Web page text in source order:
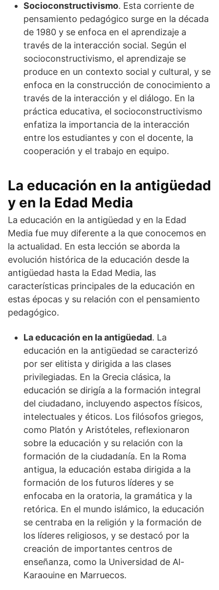
Socioconstructivismo. Esta corriente de
pensamiento pedagógico surge en la década
de 1980 y se enfoca en el aprendizaje a
través de la interacción social. Según el
socioconstructivismo, el aprendizaje se
produce en un contexto social y cultural, y se
enfoca en la construcción de conocimiento a
través de la interacción y el diálogo. En la
práctica educativa, el socioconstructivismo
enfatiza la importancia de la interacción
entre los estudiantes y con el docente, la
cooperación y el trabajo en equipo.
La educación en la antigüedad
y en la Edad Media
La educación en la antigüedad y en la Edad
Media fue muy diferente a la que conocemos en
la actualidad. En esta lección se aborda la
evolución histórica de la educación desde la
antigüedad hasta la Edad Media, las
características principales de la educación en
estas épocas y su relación con el pensamiento
pedagógico.
La educación en la antigüedad. La
educación en la antigüedad se caracterizó
por ser elitista y dirigida a las clases
privilegiadas. En la Grecia clásica, la
educación se dirigía a la formación integral
del ciudadano, incluyendo aspectos físicos,
intelectuales y éticos. Los filósofos griegos,
como Platón y Aristóteles, reflexionaron
sobre la educación y su relación con la
formación de la ciudadanía. En la Roma
antigua, la educación estaba dirigida a la
formación de los futuros líderes y se
enfocaba en la oratoria, la gramática y la
retórica. En el mundo islámico, la educación
se centraba en la religión y la formación de
los líderes religiosos, y se destacó por la
creación de importantes centros de
enseñanza, como la Universidad de Al-
Karaouine en Marruecos.